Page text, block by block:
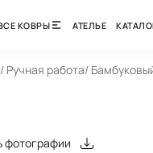
КОВРЫ АТЕЛЬЕ
/ Ручная работа/
фотографии